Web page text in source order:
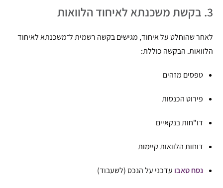
3. בקשת משכנתא לאיחוד הלוואות
לאחר שהוחלט על איחוד, מגישים בקשה רשמית ל־משכנתא לאיחוד
הלוואות. הבקשה כוללת:
טפסים מזהים
פירוט הכנסות
דו"חות בנקאיים
דוחות הלוואות קיימות
נסח טאבו עדכני על הנכס (לשעבוד)